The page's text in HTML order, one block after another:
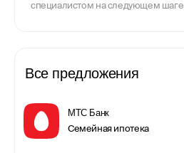
специалистом на следующем шаге
Все предложения
МТС Банк
Семейная ипотека